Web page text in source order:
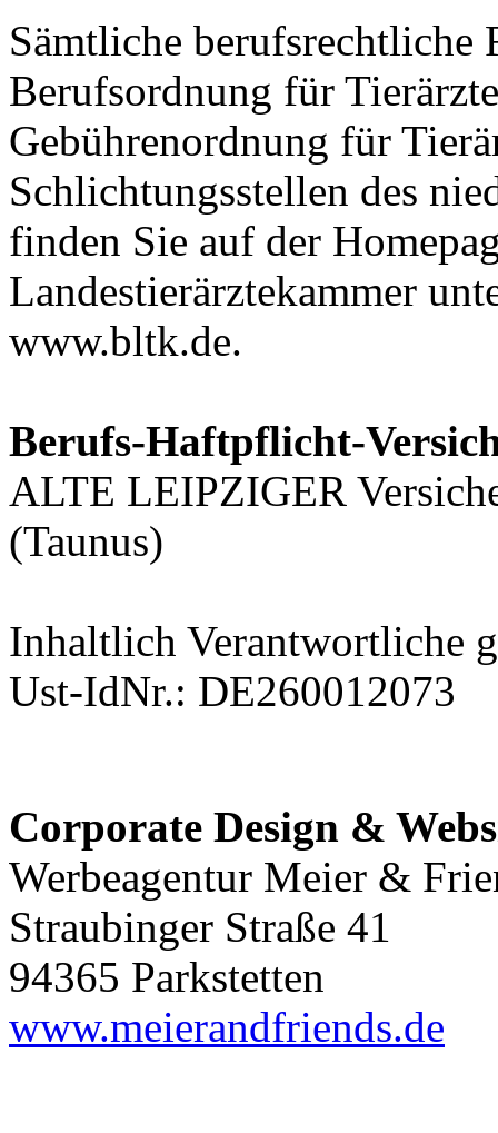
Sämtliche berufsrechtliche
Berufsordnung für
Gebührenordnung für
Schlichtungsstellen des
finden Sie auf der
Landestierärztekammer
www.bltk.de.
Berufs-Haftpflicht-
ALTE LEIPZIGER
(Taunus)
Inhaltlich Verantwortliche
Ust-IdNr.: DE260012073
Corporate Design &
Werbeagentur Meier &
Straubinger Straße 41
94365 Parkstetten
www.meierandfriends.de